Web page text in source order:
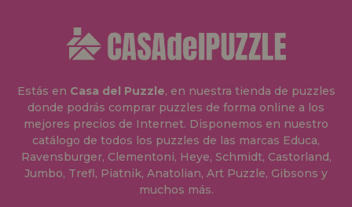
Estás en Casa del Puzzle, en nuestra tienda de puzzles
donde podrás comprar puzzles de forma online a los
mejores precios de Internet. Disponemos en nuestro
catálogo de todos los puzzles de las marcas Educa,
Ravensburger, Clementoni, Heye, Schmidt, Castorland,
Jumbo, Trefl, Piatnik, Anatolian, Art Puzzle, Gibsons y
muchos más.